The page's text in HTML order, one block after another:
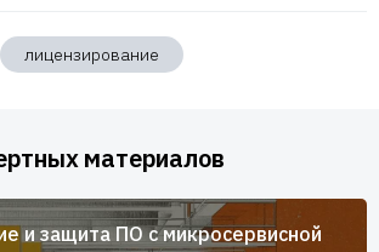
лицензирование
материалов
и защита ПО с микросервисной